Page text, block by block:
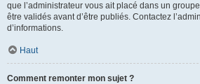
que l’administrateur vous ait placé dans un
être validés avant d’être publiés. Contactez
d’informations.
Haut
Comment remonter mon sujet ?